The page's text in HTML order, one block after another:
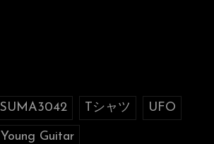
Tシャツ UFO
Young Guitar